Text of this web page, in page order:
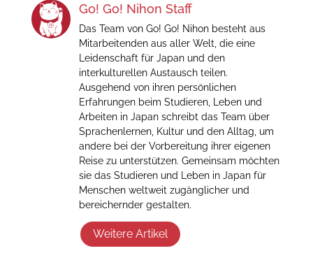
Go! Go! Nihon Staff
Das Team von Go! Go! Nihon besteht aus
Mitarbeitenden aus aller Welt, die eine
Leidenschaft für Japan und den
interkulturellen Austausch teilen.
Ausgehend von ihren persönlichen
Erfahrungen beim Studieren, Leben und
Arbeiten in Japan schreibt das Team über
Sprachenlernen, Kultur und den Alltag, um
andere bei der Vorbereitung ihrer eigenen
Reise zu unterstützen. Gemeinsam möchten
sie das Studieren und Leben in Japan für
Menschen weltweit zugänglicher und
bereichernder gestalten.
Weitere Artikel